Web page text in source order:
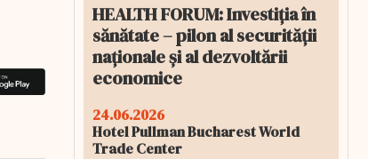
HEALTH FORUM: Investiția în
sănătate – pilon al securității
naționale și al dezvoltării
economice
24.06.2026
Hotel Pullman Bucharest World
Trade Center